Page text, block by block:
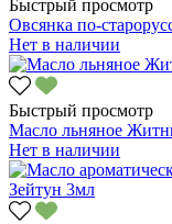
Быстрый просмотр
Овсянка по-
Нет в наличии
Быстрый просмотр
Масло льняное
Нет в наличии